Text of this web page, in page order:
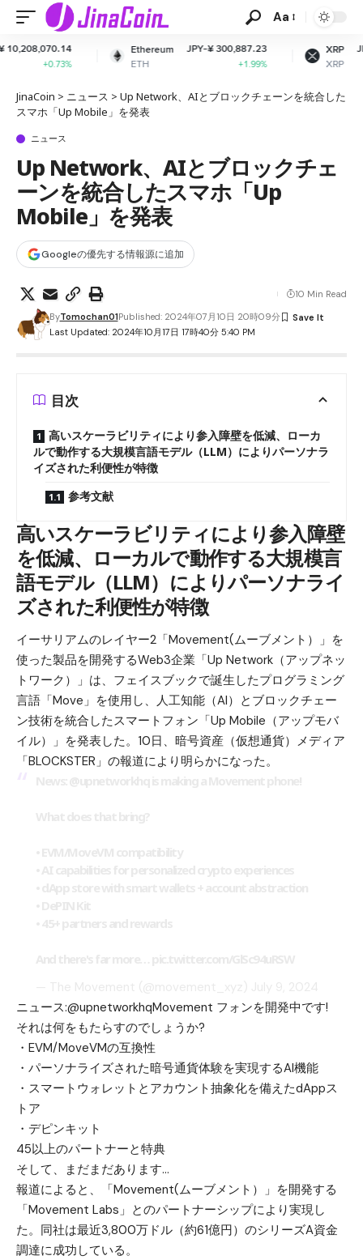
Aa
Ethereum
ETH
JPY-¥ 300,887.23
XRP
XRP
JPY-¥ 165.26
-1.82%
JinaCoin > ニュース > Up Network、AIとブロックチェーンを統合した
スマホ「Up Mobile」を発表
ニュース
Up Network、AIとブロックチェ
ーンを統合したスマホ「Up
Mobile」を発表
Googleの優先する情報源に追加
Last Updated: 2024年10月17日 17時40分 5:40 PM
ByTomochan01Published: 2024年07月10日 20時09分
10 Min Read
目次
高いスケーラビリティにより参入障壁を低減、ローカ
ルで動作する大規模言語モデル（LLM）によりパーソナラ
イズされた利便性が特徴
参考文献
高いスケーラビリティにより参入障壁
を低減、ローカルで動作する大規模言
語モデル（LLM）によりパーソナライ
ズされた利便性が特徴
イーサリアムのレイヤー2「Movement(ムーブメント）」を
使った製品を開発するWeb3企業「Up Network（アップネッ
トワーク）」は、フェイスブックで誕生したプログラミング
言語「Move」を使用し、人工知能（AI）とブロックチェー
ン技術を統合したスマートフォン「Up Mobile（アップモバ
イル）」を発表した。10日、暗号資産（仮想通貨）メディア
「BLOCKSTER」の報道により明らかになった。
ニュース:@upnetworkhqMovement フォンを開発中です!
それは何をもたらすのでしょうか?
・EVM/MoveVMの互換性
・パーソナライズされた暗号通貨体験を実現するAI機能
・スマートウォレットとアカウント抽象化を備えたdAppス
トア
・デピンキット
45以上のパートナーと特典
そして、まだまだあります…
報道によると、「Movement(ムーブメント）」を開発する
「Movement Labs」とのパートナーシップにより実現し
た。同社は最近3,800万ドル（約61億円）のシリーズA資金
調達に成功している。